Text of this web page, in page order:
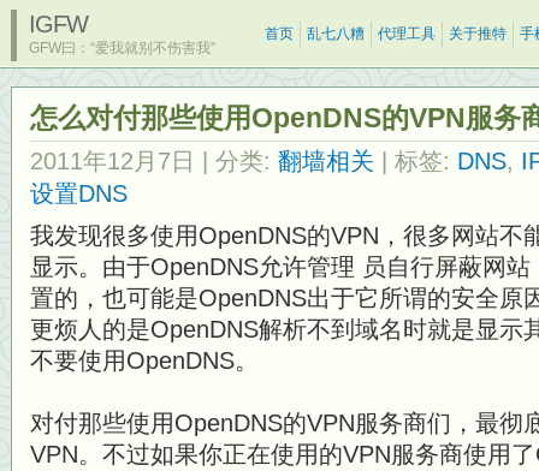
IGFW
GFW曰：“爱我就别不伤害我”
首页 乱七八糟 代理工具 关于推特 手
怎么对付那些使用OpenDNS的VPN服务
2011年12月7日 | 分类: 翻墙相关 | 标签: DNS,
设置DNS
我发现很多使用OpenDNS的VPN，很多网站不
显示。由于OpenDNS允许管理 员自行屏蔽网
置的，也可能是OpenDNS出于它所谓的安全原
更烦人的是OpenDNS解析不到域名时就是显示
不要使用OpenDNS。
对付那些使用OpenDNS的VPN服务商们，最彻
VPN。不过如果你正在使用的VPN服务商使用